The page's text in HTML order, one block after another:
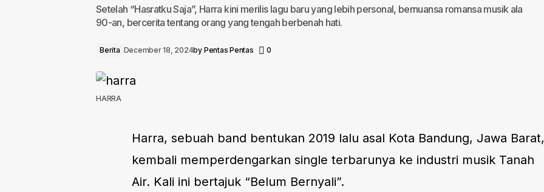
Setelah “Hasratku Saja”, Harra kini merilis lagu baru yang lebih personal, bernuansa romansa musik ala
90-an, bercerita tentang orang yang tengah berbenah hati.
Berita December 18, 2024by Pentas Pentas 0
HARRA
Harra, sebuah band bentukan 2019 lalu asal Kota Bandung, Jawa Barat,
kembali memperdengarkan single terbarunya ke industri musik Tanah
Air. Kali ini bertajuk “Belum Bernyali”.